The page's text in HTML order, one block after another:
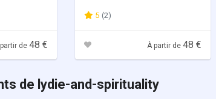
de48 €
5 (2)
À partir de 48 €
de lydie-and-spirituality